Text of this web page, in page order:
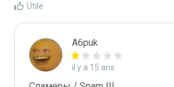
Utile
A6puk
il y a 15 ans